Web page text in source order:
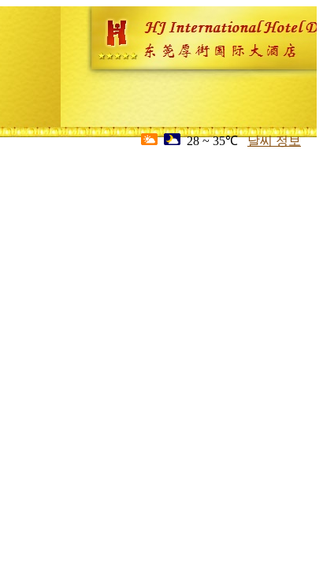
28 ~ 35℃ 날씨 정보